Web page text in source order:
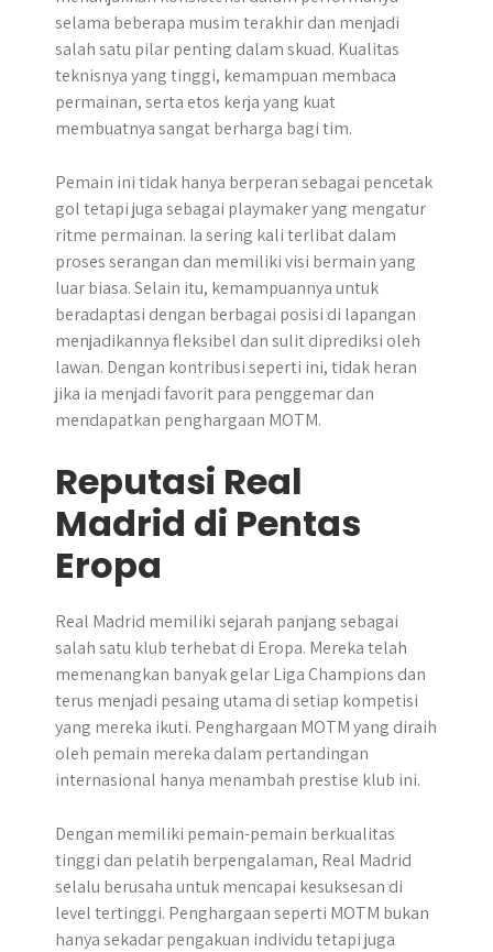
selama beberapa musim terakhir dan menjadi
salah satu pilar penting dalam skuad. Kualitas
teknisnya yang tinggi, kemampuan membaca
permainan, serta etos kerja yang kuat
membuatnya sangat berharga bagi tim.
Pemain ini tidak hanya berperan sebagai pencetak
gol tetapi juga sebagai playmaker yang mengatur
ritme permainan. Ia sering kali terlibat dalam
proses serangan dan memiliki visi bermain yang
luar biasa. Selain itu, kemampuannya untuk
beradaptasi dengan berbagai posisi di lapangan
menjadikannya fleksibel dan sulit diprediksi oleh
lawan. Dengan kontribusi seperti ini, tidak heran
jika ia menjadi favorit para penggemar dan
mendapatkan penghargaan MOTM.
Reputasi Real
Madrid di Pentas
Eropa
Real Madrid memiliki sejarah panjang sebagai
salah satu klub terhebat di Eropa. Mereka telah
memenangkan banyak gelar Liga Champions dan
terus menjadi pesaing utama di setiap kompetisi
yang mereka ikuti. Penghargaan MOTM yang diraih
oleh pemain mereka dalam pertandingan
internasional hanya menambah prestise klub ini.
Dengan memiliki pemain-pemain berkualitas
tinggi dan pelatih berpengalaman, Real Madrid
selalu berusaha untuk mencapai kesuksesan di
level tertinggi. Penghargaan seperti MOTM bukan
hanya sekadar pengakuan individu tetapi juga